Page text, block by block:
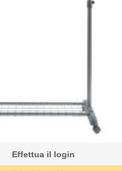
Effettua il login